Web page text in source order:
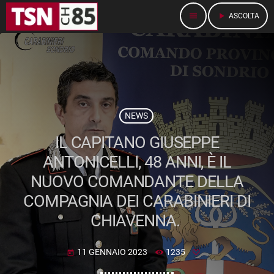
menu play_arrow ASCOLTA
NEWS
IL CAPITANO GIUSEPPE
ANTONICELLI, 48 ANNI, È IL
NUOVO COMANDANTE DELLA
COMPAGNIA DEI CARABINIERI DI
CHIAVENNA.
today 11 GENNAIO 2023 1235